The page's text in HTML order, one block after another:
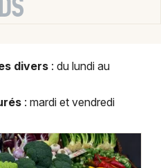
divers : du lundi au
: mardi et vendredi